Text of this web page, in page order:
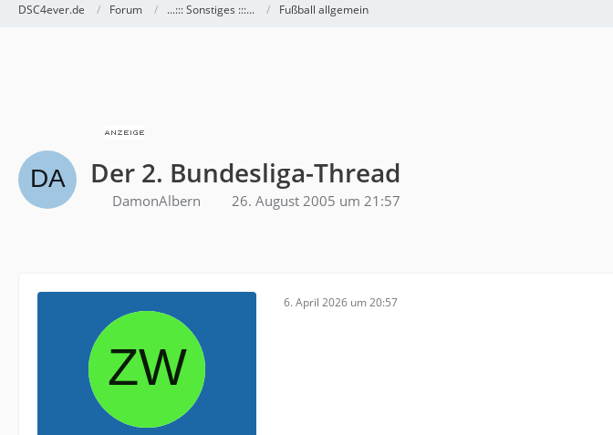
DSC4ever.de Forum ...::: Sonstiges :::... Fußball allgemein
Der 2. Bundesliga-Thread
DamonAlbern 26. August 2005 um 21:57
6. April 2026 um 20:57